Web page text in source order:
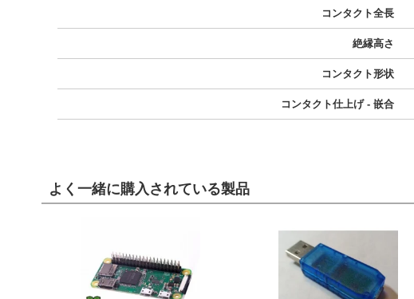
コンタクト全長
絶縁高さ
コンタクト形状
コンタクト仕上げ - 嵌合
よく一緒に購入されている製品